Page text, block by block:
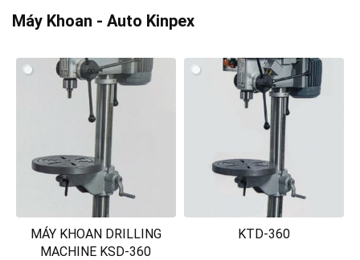
Máy Khoan - Auto Kinpex
MÁY KHOAN DRILLING
MACHINE KSD-360
KTD-360